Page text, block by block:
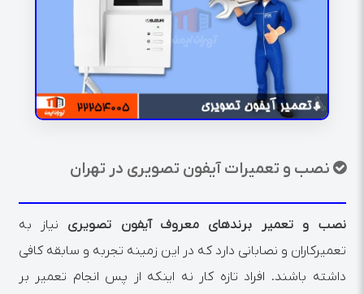
نصب و تعمیرات آیفون تصویری در تهران
نصب و تعمیر برندهای معروف آیفون تصویری نیاز به
تعمیرکاران و نصابانی دارد که در این زمینه تجربه و سابقه کافی
داشته باشند. افراد تازه کار نه اینکه از پس انجام تعمیر بر